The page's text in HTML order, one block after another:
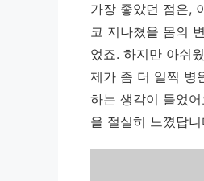
가장 좋았던 점은,
코 지나쳤을 몸의
었죠. 하지만 아쉬
제가 좀 더 일찍 병
하는 생각이 들었
을 절실히 느꼈답니